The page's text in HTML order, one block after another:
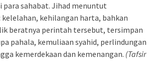
para sahabat. Jihad menuntut
kelelahan, kehilangan harta, bahkan
beratnya perintah tersebut, tersimpan
pahala, kemuliaan syahid, perlindungan
kemerdekaan dan kemenangan. (Tafsir